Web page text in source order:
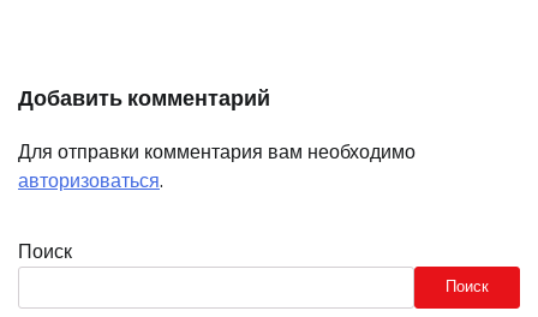
Добавить комментарий
Для отправки комментария вам необходимо
авторизоваться.
Поиск
Поиск